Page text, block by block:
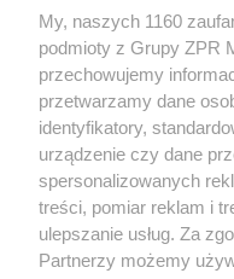
Żaden utwór zamieszczony w
rozpowszechniany lub dalej
tym także elektroniczny lub
eksploatacji w jakiejkolwiek
Internecie bez pisemnej
wykorzystanie utworów w
tzn. bez właściwej zgody,
ścigane prawnie.
My, naszych 1160
podmioty z Grupy ZPR
przechowujemy
przetwarzamy dane
identyfikatory,
urządzenie czy dane
spersonalizowanych
treści, pomiar reklam i
ulepszanie usług. Za
Partnerzy możemy